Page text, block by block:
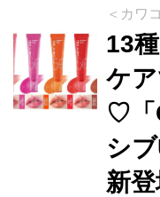
オフラ
が厳選
う、
す。
＜カワ
13
ケ
♡「
シ
新登